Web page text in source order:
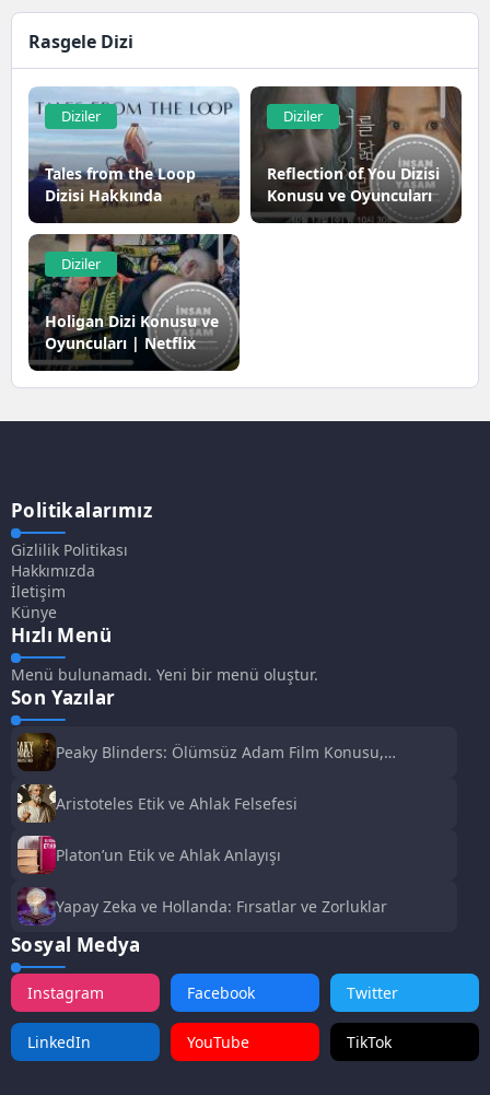
Rasgele Dizi
Diziler
Tales from the Loop
Dizisi Hakkında
Diziler
Reflection of You Dizisi
Konusu ve Oyuncuları
Diziler
Holigan Dizi Konusu ve
Oyuncuları | Netflix
Politikalarımız
Gizlilik Politikası
Hakkımızda
İletişim
Künye
Hızlı Menü
Menü bulunamadı. Yeni bir menü oluştur.
Son Yazılar
Peaky Blinders: Ölümsüz Adam Film Konusu,
Aristoteles Etik ve Ahlak Felsefesi
Platon’un Etik ve Ahlak Anlayışı
Yapay Zeka ve Hollanda: Fırsatlar ve Zorluklar
Sosyal Medya
Instagram Facebook Twitter
LinkedIn YouTube TikTok